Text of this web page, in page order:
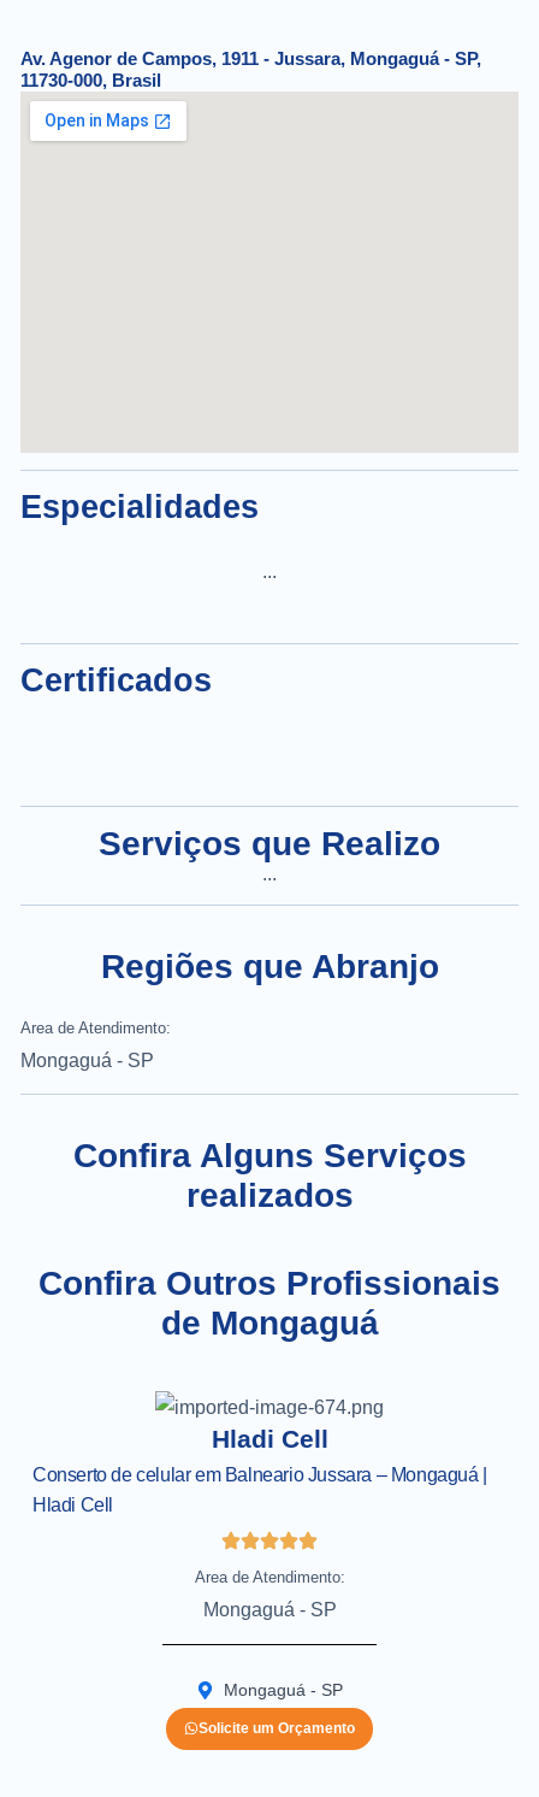
Av. Agenor de Campos, 1911 - Jussara, Mongaguá - SP,
11730-000, Brasil
Especialidades
...
Certificados
Serviços que Realizo
...
Regiões que Abranjo
Area de Atendimento:
Mongaguá - SP
Confira Alguns Serviços
realizados
Confira Outros Profissionais
de Mongaguá
Hladi Cell
Conserto de celular em Balneario Jussara – Mongaguá |
Hladi Cell
Area de Atendimento:
Mongaguá - SP
Mongaguá - SP
Solicite um Orçamento